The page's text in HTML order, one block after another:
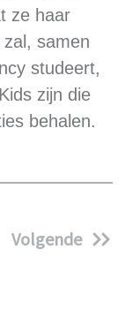
ze haar
samen
studeert,
zijn die
behalen.
Volgende